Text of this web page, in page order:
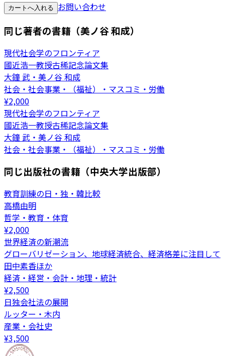
カートへ入れる お問い合わせ
同じ著者の書籍（美ノ谷 和成）
現代社会学のフロンティア
國近浩一教授古稀記念論文集
大鐘 武・美ノ谷 和成
社会・社会事業・（福祉）・マスコミ・労働
¥2,000
現代社会学のフロンティア
國近浩一教授古稀記念論文集
大鐘 武・美ノ谷 和成
社会・社会事業・（福祉）・マスコミ・労働
同じ出版社の書籍（中央大学出版部）
教育訓練の日・独・韓比較
高橋由明
哲学・教育・体育
¥2,000
世界経済の新潮流
グローバリゼーション、地球経済統合、経済格差に注目して
田中素香ほか
経済・経営・会計・地理・統計
¥2,500
日独会社法の展開
ルッター・木内
産業・会社史
¥3,500